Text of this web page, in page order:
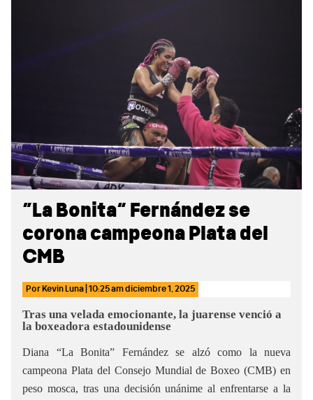
“La Bonita” Fernández se
corona campeona Plata del
CMB
Por Kevin Luna 10:25 amdiciembre 1, 2025
Tras una velada emocionante, la juarense venció a
la boxeadora estadounidense
Diana “La Bonita” Fernández se alzó como la nueva
campeona Plata del Consejo Mundial de Boxeo (CMB) en
peso mosca, tras una decisión unánime al enfrentarse a la